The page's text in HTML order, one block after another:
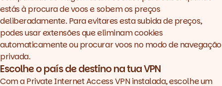
estás à procura de voos e sobem os preços
deliberadamente. Para evitares esta subida de preços,
podes usar extensões que eliminamcookies
automaticamente ou procurar voos no modo de navegação
privada.
Escolhe o país de destino na tua VPN
Com aPrivate Internet Access VPNinstalada, escolhe um